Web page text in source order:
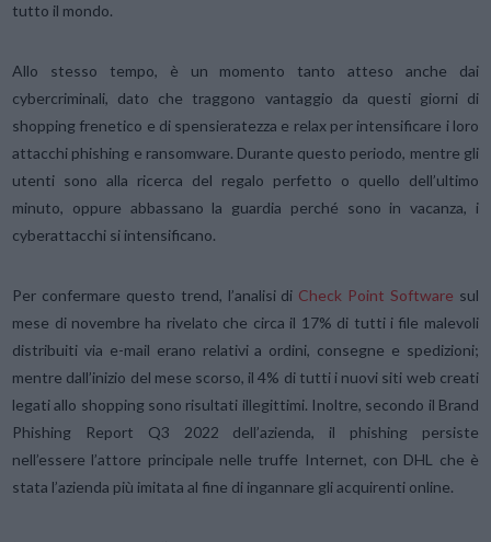
tutto il mondo.
Allo stesso tempo, è un momento tanto atteso anche dai
cybercriminali, dato che traggono vantaggio da questi giorni di
shopping frenetico e di spensieratezza e relax per intensificare i loro
attacchi phishing e ransomware. Durante questo periodo, mentre gli
utenti sono alla ricerca del regalo perfetto o quello dell’ultimo
minuto, oppure abbassano la guardia perché sono in vacanza, i
cyberattacchi si intensificano.
Per confermare questo trend, l’analisi di Check Point Software sul
mese di novembre ha rivelato che circa il 17% di tutti i file malevoli
distribuiti via e-mail erano relativi a ordini, consegne e spedizioni;
mentre dall’inizio del mese scorso, il 4% di tutti i nuovi siti web creati
legati allo shopping sono risultati illegittimi. Inoltre, secondo il Brand
Phishing Report Q3 2022 dell’azienda, il phishing persiste
nell’essere l’attore principale nelle truffe Internet, con DHL che è
stata l’azienda più imitata al fine di ingannare gli acquirenti online.